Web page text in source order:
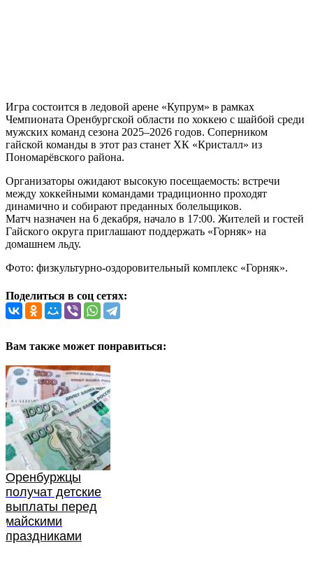
Игра состоится в ледовой арене «Купрум» в рамках
Чемпионата Оренбургской области по хоккею с шайбой среди
мужских команд сезона 2025–2026 годов. Соперником
гайской команды в этот раз станет ХК «Кристалл» из
Пономарёвского района.
Организаторы ожидают высокую посещаемость: встречи
между хоккейными командами традиционно проходят
динамично и собирают преданных болельщиков.
Матч назначен на 6 декабря, начало в 17:00. Жителей и гостей
Гайского округа приглашают поддержать «Горняк» на
домашнем льду.
Фото: физкультурно-оздоровительный комплекс «Горняк».
Поделиться в соц сетях:
Вам также может понравиться:
Оренбуржцы
получат детские
выплаты перед
майскими
праздниками